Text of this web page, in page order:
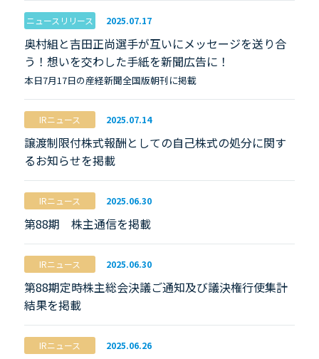
ニュースリリース 2025.07.17
奥村組と吉田正尚選手が互いにメッセージを送り合
う！想いを交わした手紙を新聞広告に！
本日7月17日の産経新聞全国版朝刊に掲載
IRニュース 2025.07.14
譲渡制限付株式報酬としての自己株式の処分に関す
るお知らせを掲載
IRニュース 2025.06.30
第88期 株主通信を掲載
IRニュース 2025.06.30
第88期定時株主総会決議ご通知及び議決権行使集計
結果を掲載
IRニュース 2025.06.26